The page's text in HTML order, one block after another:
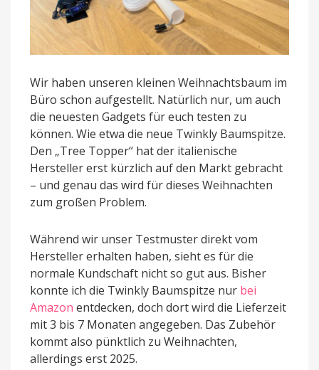
Wir haben unseren kleinen Weihnachtsbaum im
Büro schon aufgestellt. Natürlich nur, um auch
die neuesten Gadgets für euch testen zu
können. Wie etwa die neue Twinkly Baumspitze.
Den „Tree Topper“ hat der italienische
Hersteller erst kürzlich auf den Markt gebracht
– und genau das wird für dieses Weihnachten
zum großen Problem.
Während wir unser Testmuster direkt vom
Hersteller erhalten haben, sieht es für die
normale Kundschaft nicht so gut aus. Bisher
konnte ich die Twinkly Baumspitze nur bei
Amazon entdecken, doch dort wird die Lieferzeit
mit 3 bis 7 Monaten angegeben. Das Zubehör
kommt also pünktlich zu Weihnachten,
allerdings erst 2025.